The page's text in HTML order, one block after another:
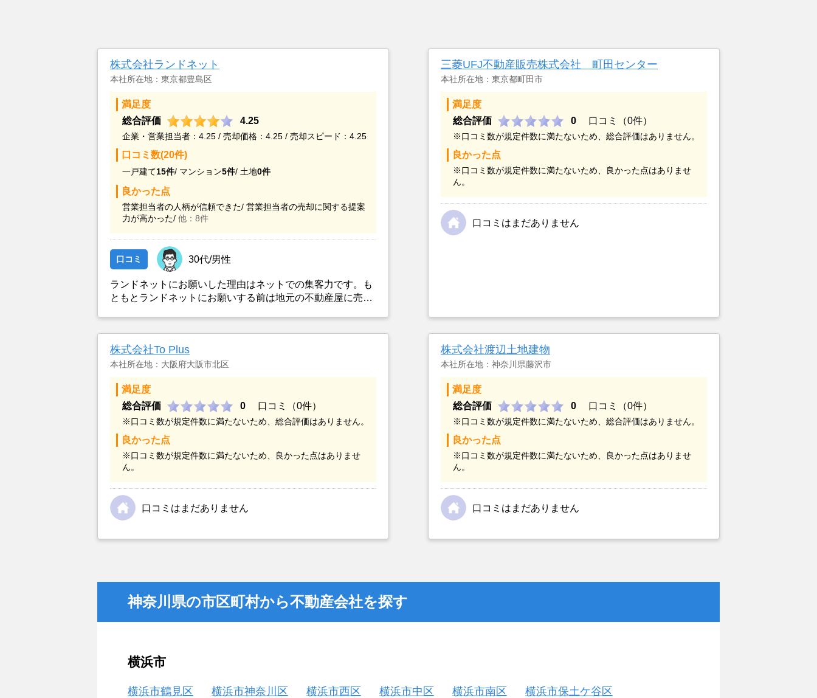
株式会社ランドネット
本社所在地：東京都豊島区
満足度
総合評価
4.25
企業・営業担当者：4.25 / 売却価格：4.25 / 売却スピード：4.25
口コミ数(20件)
一戸建て15件/ マンション5件/ 土地0件
良かった点
営業担当者の人柄が信頼できた/ 営業担当者の売却に関する提案
力が高かった/ 他：8件
口コミ 30代/男性
ランドネットにお願いした理由はネットでの集客力です。も
ともとランドネットにお願いする前は地元の不動産屋に売却
対応しているランドネットにお願いしました。
三菱UFJ不動産販売株式会社 町田センター
本社所在地：東京都町田市
満足度
総合評価
0 口コミ（0件）
※口コミ数が規定件数に満たないため、総合評価はありません。
良かった点
※口コミ数が規定件数に満たないため、良かった点はありませ
ん。
口コミはまだありません
株式会社To Plus
本社所在地：大阪府大阪市北区
満足度
総合評価
0 口コミ（0件）
※口コミ数が規定件数に満たないため、総合評価はありません。
良かった点
※口コミ数が規定件数に満たないため、良かった点はありませ
ん。
口コミはまだありません
株式会社渡辺土地建物
本社所在地：神奈川県藤沢市
満足度
総合評価
0 口コミ（0件）
※口コミ数が規定件数に満たないため、総合評価はありません。
良かった点
※口コミ数が規定件数に満たないため、良かった点はありませ
ん。
口コミはまだありません
神奈川県の市区町村から不動産会社を探す
横浜市
横浜市鶴見区 横浜市神奈川区 横浜市西区 横浜市中区 横浜市南区 横浜市保土ケ谷区